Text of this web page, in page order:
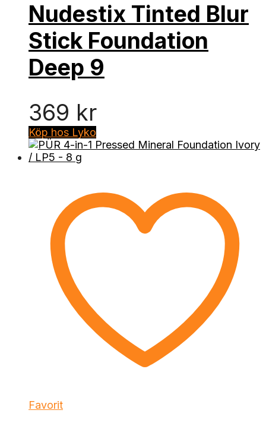
Nudestix Tinted Blur
Stick Foundation
Deep 9
369 kr
Köp hos Lyko
Favorit